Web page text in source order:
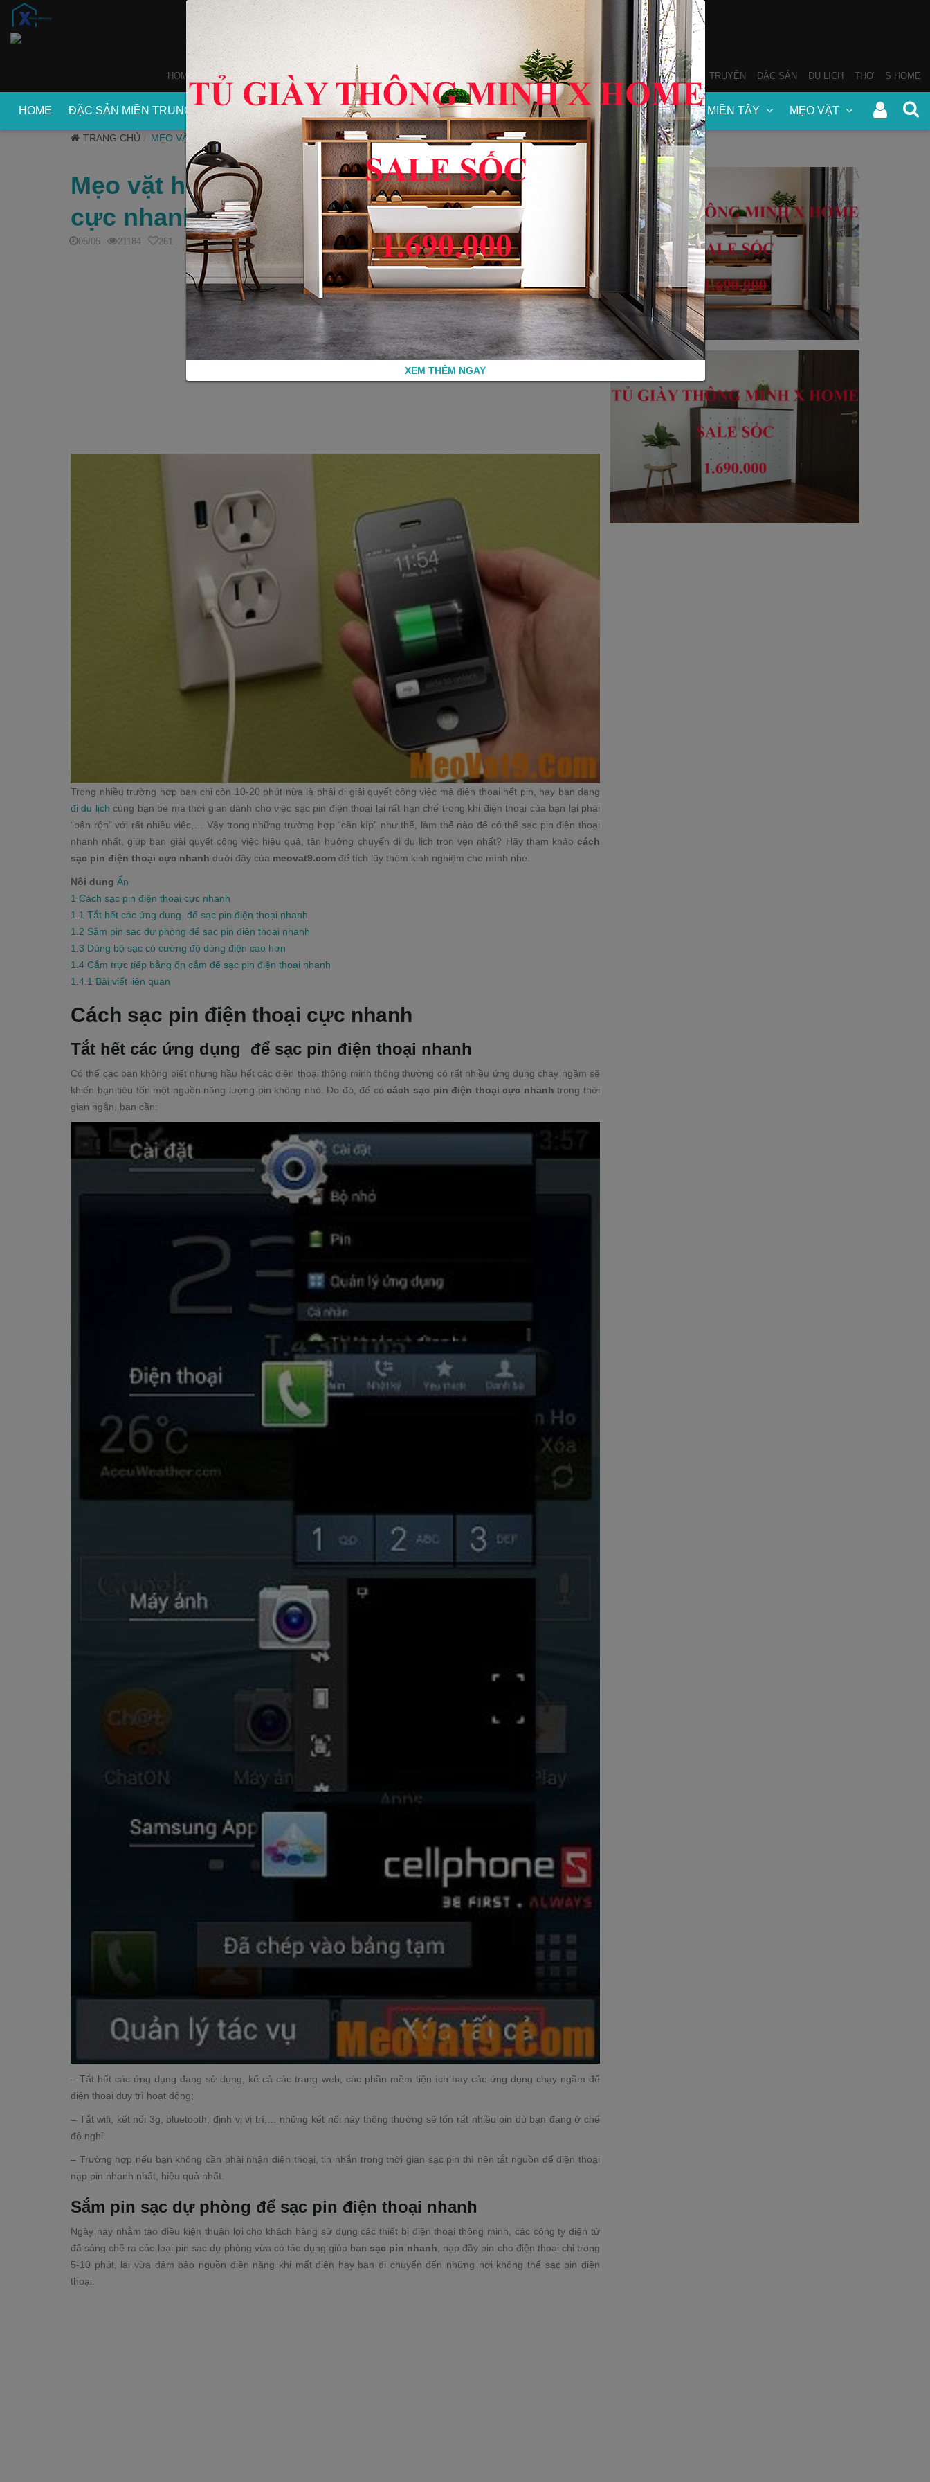
HOME WEBSITE XDECOR X HOME PHIM X HOME SÁCH TRUYỆN THƠ SÁCH NÓI TRUYỆN ĐẶC SẢN DU LỊCH THƠ S HOME
HOME ĐẶC SẢN MIỀN TRUNG ĐẶC SẢN MIỀN BẮC ĐẶC SẢN MIỀN NAM ĐẶC SẢN TÂY NGUYÊN ĐẶC SẢN MIỀN TÂY MẸO VẶT
TRANG CHỦ MẸO VẶT
Mẹo vặt hướng dẫn cách sạc pin điện thoại
cực nhanh
05/05 21184 261
Trong nhiều trường hợp bạn chỉ còn 10-20 phút nữa là phải đi giải quyết công việc mà điện thoại hết pin, hay bạn đang
đi du lịch cùng bạn bè mà thời gian dành cho việc sạc pin điện thoại lại rất hạn chế trong khi điện thoại của bạn lại phải
“bận rộn” với rất nhiều việc,… Vậy trong những trường hợp “cần kíp” như thế, làm thế nào để có thể sạc pin điện thoại
nhanh nhất, giúp bạn giải quyết công việc hiệu quả, tận hưởng chuyến đi du lịch trọn vẹn nhất? Hãy tham khảo cách
sạc pin điện thoại cực nhanh dưới đây của meovat9.com để tích lũy thêm kinh nghiệm cho mình nhé.
Nội dung Ẩn
1 Cách sạc pin điện thoại cực nhanh
1.1 Tắt hết các ứng dụng để sạc pin điện thoại nhanh
1.2 Sắm pin sạc dự phòng để sạc pin điện thoại nhanh
1.3 Dùng bộ sạc có cường độ dòng điện cao hơn
1.4 Cắm trực tiếp bằng ổn cắm để sạc pin điện thoại nhanh
1.4.1 Bài viết liên quan
Cách sạc pin điện thoại cực nhanh
Tắt hết các ứng dụng để sạc pin điện thoại nhanh
Có thể các bạn không biết nhưng hầu hết các điện thoại thông minh thông thường có rất nhiều ứng dụng chạy ngầm sẽ
khiến bạn tiêu tốn một nguồn năng lượng pin không nhỏ. Do đó, để cócách sạc pin điện thoại cực nhanh trong thời
gian ngắn, bạn cần:
– Tắt hết các ứng dụng đang sử dụng, kể cả các trang web, các phần mềm tiện ích hay các ứng dụng chạy ngầm để
điện thoại duy trì hoạt động;
– Tắt wifi, kết nối 3g, bluetooth, định vị vị trí,… những kết nối này thông thường sẽ tốn rất nhiều pin dù bạn đang ở chế
độ nghỉ.
– Trường hợp nếu bạn không cần phải nhận điện thoại, tin nhắn trong thời gian sạc pin thì nên tắt nguồn để điện thoại
nạp pin nhanh nhất, hiệu quả nhất.
Sắm pin sạc dự phòng để sạc pin điện thoại nhanh
Ngày nay nhằm tạo điều kiện thuận lợi cho khách hàng sử dụng các thiết bị điện thoại thông minh, các công ty điện tử
đã sáng chế ra các loại pin sạc dự phòng vừa có tác dụng giúp bạn sạc pin nhanh, nạp đầy pin cho điện thoại chỉ trong
5-10 phút, lại vừa đảm bảo nguồn điện năng khi mất điện hay bạn di chuyển đến những nơi không thể sạc pin điện
thoại.
XEM THÊM NGAY